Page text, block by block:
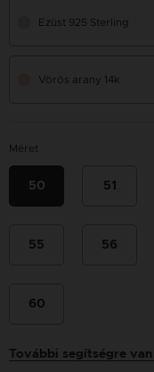
Ezüst 925 Sterling
Vörös arany 14k
Méret
50 51
55 56
60
További segítségre